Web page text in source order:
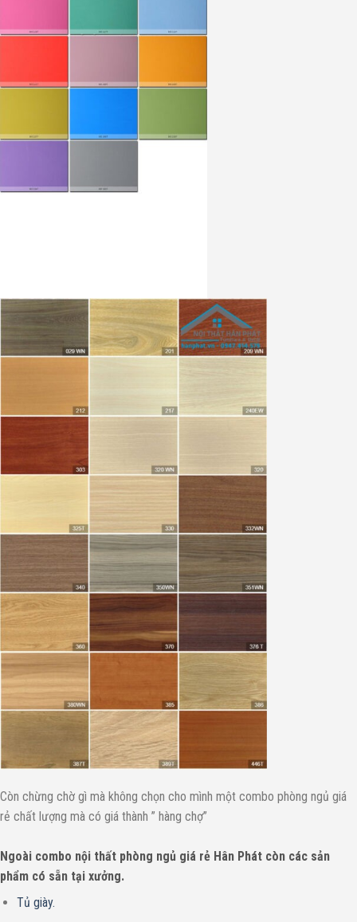
Còn chừng chờ gì mà không chọn cho mình một combo phòng ngủ giá
rẻ chất lượng mà có giá thành ” hàng chợ”
Ngoài combo nội thất phòng ngủ giá rẻ Hân Phát còn các sản
phẩm có sẵn tại xưởng.
Tủ giày.